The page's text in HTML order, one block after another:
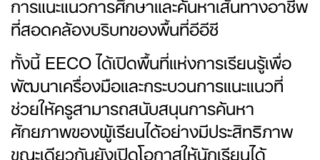
ที่สอดคล้องบริบทของพื้นที่อีอีซี
ทั้งนี้ EECO ได้เปิดพื้นที่แห่งการเรียนรู้เพื่อ
พัฒนาเครื่องมือและกระบวนการแนะแนวที่
ช่วยให้ครูสามารถสนับสนุนการค้นหา
ศักยภาพของผู้เรียนได้อย่างมีประสิทธิภาพ
ขณะเดียวกันยังเปิดโอกาสให้นักเรียนได้